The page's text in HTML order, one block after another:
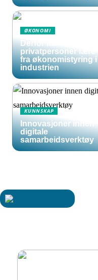
ØKONOMI
Derfor kan
privatpersoner lære
fra økonomistyring i
industrien
KUNNSKAP
Innovasjoner innen
digitale
samarbeidsverktøy